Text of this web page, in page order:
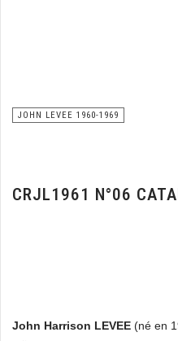
JOHN LEVEE 1960-1969
CRJL1961 N°06
John Harrison LEVEE (né en